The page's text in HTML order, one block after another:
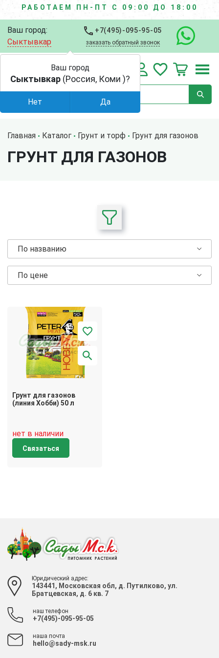
РАБОТАЕМ ПН-ПТ С 09:00 ДО 18:00
Ваш город:
Сыктывкар
+7(495)-095-95-05
заказать обратный звонок
Главная Каталог Грунт и торф Грунт для газонов
ГРУНТ ДЛЯ ГАЗОНОВ
По названию
По цене
Грунт для газонов
(линия Хобби) 50 л
нет в наличии
Связаться
Юридический адрес:
143441, Московская обл, д. Путилково, ул.
Братцевская, д. 6 кв. 7
наш телефон
+7(495)-095-95-05
наша почта
hello@sady-msk.ru
Ваш город
Сыктывкар (Россия, Коми )?
Нет Да